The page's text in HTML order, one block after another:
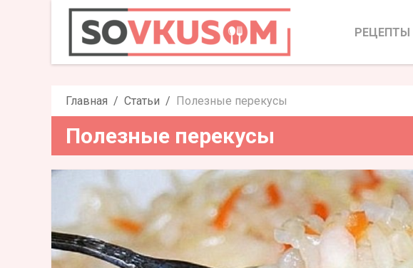
Полезные перекусы
РЕЦЕПТЫ
Главная Статьи Полезные перекусы
Полезные перекусы